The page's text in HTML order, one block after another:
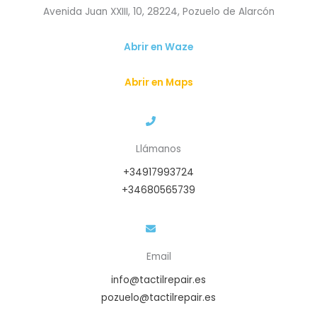
Avenida Juan XXIII, 10, 28224, Pozuelo de Alarcón
Abrir en Waze
Abrir en Maps
Llámanos
+34917993724
+34680565739
Email
info@tactilrepair.es
pozuelo@tactilrepair.es